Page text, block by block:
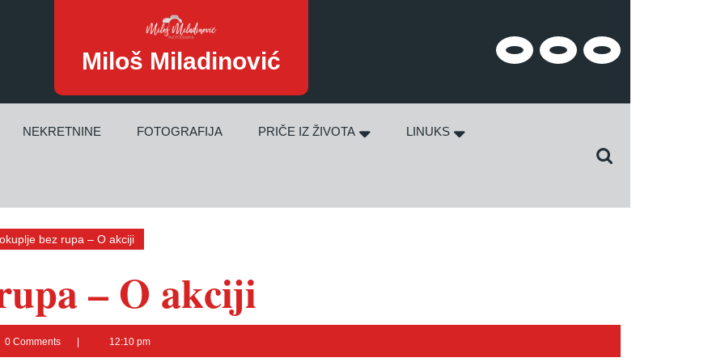
Miloš Miladinović
Facebook Twitter
NEKRETNINE FOTOGRAFIJA PRIČE IZ ŽIVOTA LINUKS
bez rupa – O akciji
– O akciji
0 Comments 12:10 pm